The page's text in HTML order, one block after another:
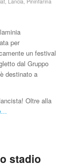
per
un festival
dal Gruppo
destinato a
Oltre alla
stadio